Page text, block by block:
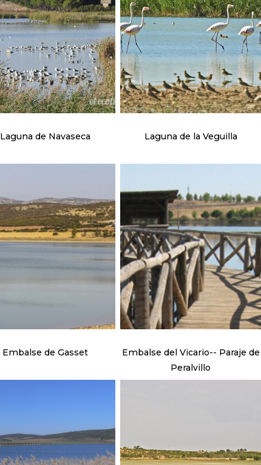
Laguna de Navaseca Laguna de la Veguilla
Embalse de Gasset
Embalse del Vicario-- Paraje de
Peralvillo